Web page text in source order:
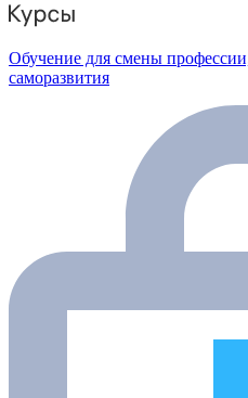
Обучение для смены
саморазвития